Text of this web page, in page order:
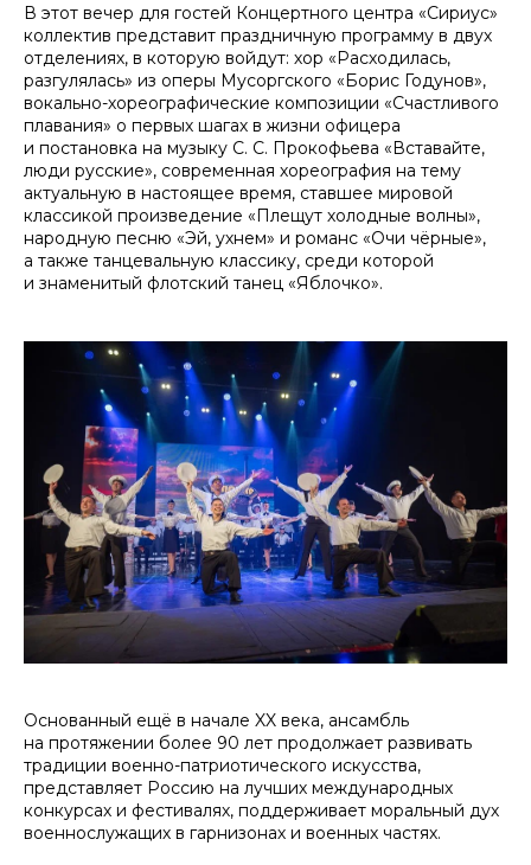
В этот вечер для гостей Концертного центра «Сириус»
коллектив представит праздничную программу в двух
отделениях, в которую войдут: хор «Расходилась,
разгулялась» из оперы Мусоргского «Борис Годунов»,
вокально-хореографические композиции «Счастливого
плавания» о первых шагах в жизни офицера
и постановка на музыку С. С. Прокофьева «Вставайте,
люди русские», современная хореография на тему
актуальную в настоящее время, ставшее мировой
классикой произведение «Плещут холодные волны»,
народную песню «Эй, ухнем» и романс «Очи чёрные»,
а также танцевальную классику, среди которой
и знаменитый флотский танец «Яблочко».
Основанный ещё в начале XX века, ансамбль
на протяжении более 90 лет продолжает развивать
традиции военно-патриотического искусства,
представляет Россию на лучших международных
конкурсах и фестивалях, поддерживает моральный дух
военнослужащих в гарнизонах и военных частях.